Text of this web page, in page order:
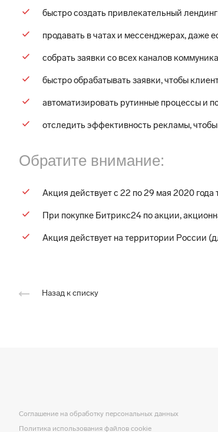
быстро создать привлекательный
продавать в чатах и мессенджерах, даже
собрать заявки со всех каналов
быстро обрабатывать заявки, чтобы
автоматизировать рутинные процессы и
отследить эффективность рекламы,
Обратите внимание:
Акция действует с 22 по 29 мая 2020
При покупке Битрикс24 по акции,
Акция действует на территории России
Назад к списку
Соглашение на обработку персональных данных
Политика использования файлов cookie